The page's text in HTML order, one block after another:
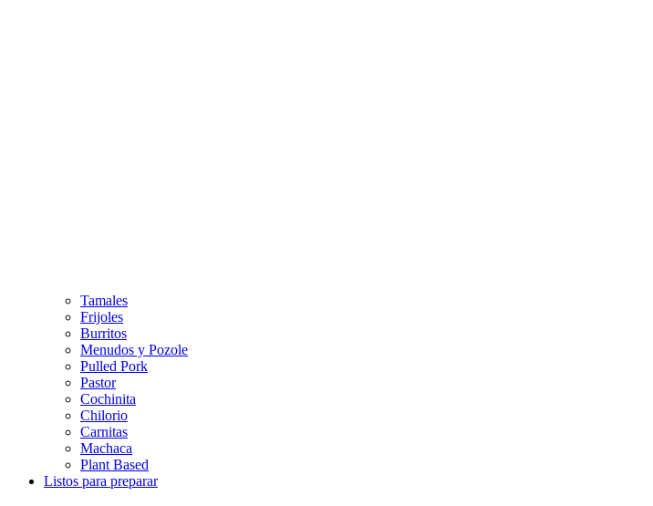
Tamales
Frijoles
Burritos
Menudos y Pozole
Pulled Pork
Pastor
Cochinita
Chilorio
Carnitas
Machaca
Plant Based
Listos para preparar